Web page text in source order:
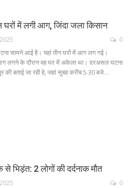
घरों में लगी आग, जिंदा जला किसान
0
सामने आई है। यहां तीन घरों में आग लग गई।
लगने के दौरान वह घर में अकेला था। दरअसल घटना
की बताई जा रही हे, जहां सुबह करीब 5.30 बजे…
भिड़ंत: 2 लोगों की दर्दनाक मौत
0